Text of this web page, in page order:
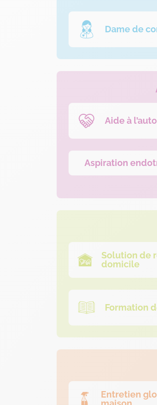
Dame de
Aide à
Aspiration
Solution de
domicile
Formation
Entretien